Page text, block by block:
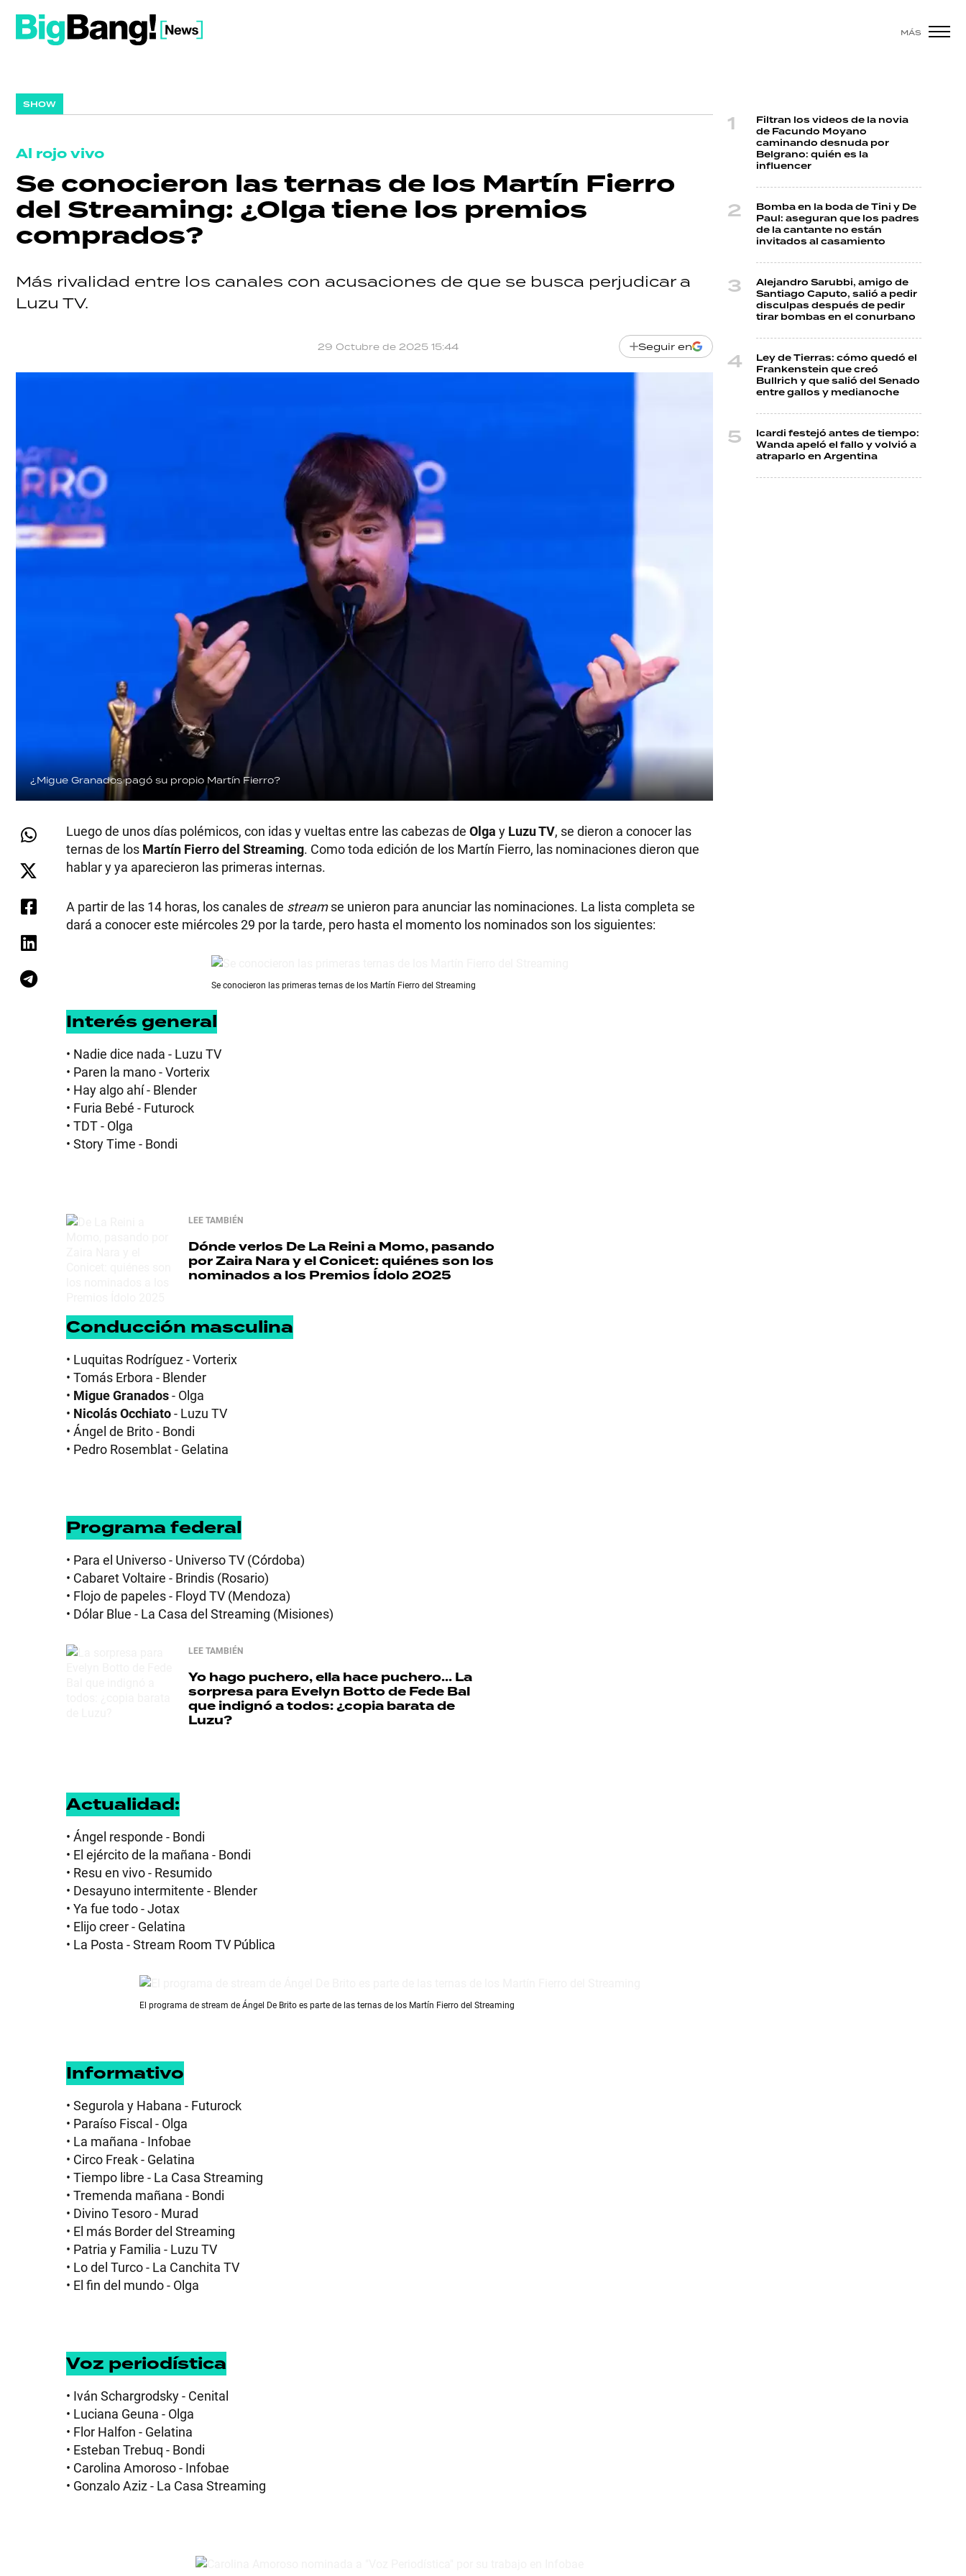
MÁS
SHOW
Al rojo vivo
Se conocieron las ternas de los Martín Fierro
del Streaming: ¿Olga tiene los premios
comprados?
Más rivalidad entre los canales con acusaciones de que se busca perjudicar a
Luzu TV.
29 Octubre de 2025 15:44 Seguir en
¿Migue Granados pagó su propio Martín Fierro?
Luego de unos días polémicos, con idas y vueltas entre las cabezas de Olga y Luzu TV, se dieron a conocer las
ternas de los Martín Fierro del Streaming. Como toda edición de los Martín Fierro, las nominaciones dieron que
hablar y ya aparecieron las primeras internas.
A partir de las 14 horas, los canales de streamse unieron para anunciar las nominaciones. La lista completa se
dará a conocer este miércoles 29 por la tarde, pero hasta el momento los nominados son los siguientes:
Se conocieron las primeras ternas de los Martín Fierro del Streaming
Interés general
• Nadie dice nada - Luzu TV
• Paren la mano - Vorterix
• Hay algo ahí - Blender
• Furia Bebé - Futurock
• TDT - Olga
• Story Time - Bondi
LEE TAMBIÉN
Dónde verlos De La Reini a Momo, pasando
por Zaira Nara y el Conicet: quiénes son los
nominados a los Premios Ídolo 2025
Conducción masculina
• Luquitas Rodríguez - Vorterix
• Tomás Erbora - Blender
• Migue Granados- Olga
• Nicolás Occhiato- Luzu TV
• Ángel de Brito - Bondi
• Pedro Rosemblat - Gelatina
Programa federal
• Para el Universo - Universo TV (Córdoba)
• Cabaret Voltaire - Brindis (Rosario)
• Flojo de papeles - Floyd TV (Mendoza)
• Dólar Blue - La Casa del Streaming (Misiones)
LEE TAMBIÉN
Yo hago puchero, ella hace puchero... La
sorpresa para Evelyn Botto de Fede Bal
que indignó a todos: ¿copia barata de
Luzu?
Actualidad:
• Ángel responde - Bondi
• El ejército de la mañana - Bondi
• Resu en vivo - Resumido
• Desayuno intermitente - Blender
• Ya fue todo - Jotax
• Elijo creer - Gelatina
• La Posta - Stream Room TV Pública
El programa de stream de Ángel De Brito es parte de las ternas de los Martín Fierro del Streaming
Informativo
• Segurola y Habana - Futurock
• Paraíso Fiscal - Olga
• La mañana - Infobae
• Circo Freak - Gelatina
• Tiempo libre - La Casa Streaming
• Tremenda mañana - Bondi
• Divino Tesoro - Murad
• El más Border del Streaming
• Patria y Familia - Luzu TV
• Lo del Turco - La Canchita TV
• El fin del mundo - Olga
Voz periodística
• Iván Schargrodsky - Cenital
• Luciana Geuna - Olga
• Flor Halfon - Gelatina
• Esteban Trebuq - Bondi
• Carolina Amoroso - Infobae
• Gonzalo Aziz - La Casa Streaming
Filtran los videos de la novia
de Facundo Moyano
caminando desnuda por
Belgrano: quién es la
influencer
Bomba en la boda de Tini y De
Paul: aseguran que los padres
de la cantante no están
invitados al casamiento
Alejandro Sarubbi, amigo de
Santiago Caputo, salió a pedir
disculpas después de pedir
tirar bombas en el conurbano
Ley de Tierras: cómo quedó el
Frankenstein que creó
Bullrich y que salió del Senado
entre gallos y medianoche
Icardi festejó antes de tiempo:
Wanda apeló el fallo y volvió a
atraparlo en Argentina
SHOW
POLÍTICA
POLICIALES
ECONOMÍA
GRAN
HERMANO
DEPORTES
TECNOLOGÍA